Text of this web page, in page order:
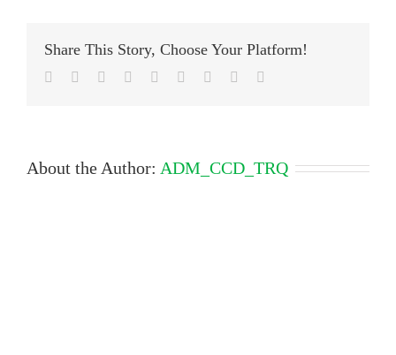
Share This Story, Choose Your Platform!
Facebook
TwitterLinkedIn
Reddit Google+
TumblrPinterest
About the Author: ADM_CCD_TRQ